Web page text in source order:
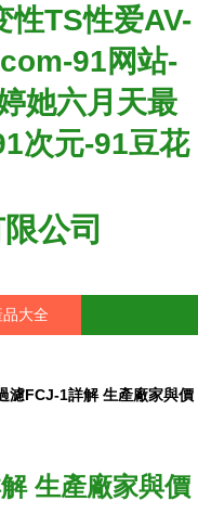
性TS性爱AV-
91网站-
她六月天最
次元-91豆花
公司
品大全
濾FCJ-1詳解 生產廠家與價
生產廠家與價